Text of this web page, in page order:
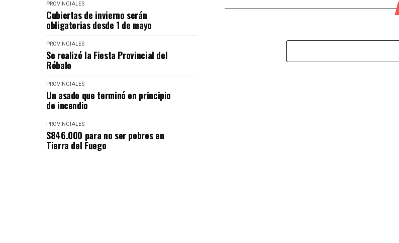
PROVINCIALES
Cubiertas de invierno serán
obligatorias desde 1 de mayo
PROVINCIALES
Se realizó la Fiesta Provincial del
Róbalo
PROVINCIALES
Un asado que terminó en principio
de incendio
PROVINCIALES
$846.000 para no ser pobres en
Tierra del Fuego